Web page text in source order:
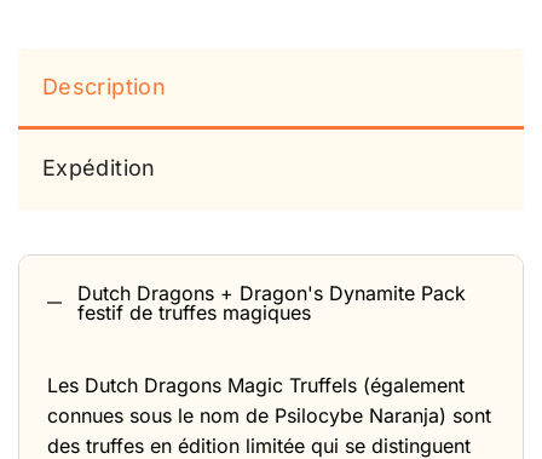
Description
Expédition
Dutch Dragons + Dragon's Dynamite Pack
festif de truffes magiques
Les Dutch Dragons Magic Truffels (également
connues sous le nom de Psilocybe Naranja) sont
des truffes en édition limitée qui se distinguent